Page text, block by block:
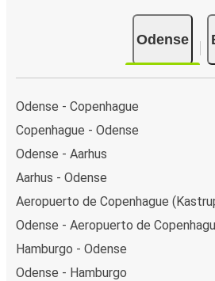
Odense
Odense - Copenhague
Copenhague - Odense
Odense - Aarhus
Aarhus - Odense
Aeropuerto de Copenhague
Odense - Aeropuerto de
Hamburgo - Odense
Odense - Hamburgo